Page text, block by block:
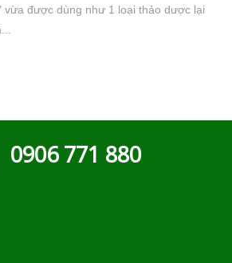
vừa được dùng như 1 loại thảo dược lại
0906 771 880